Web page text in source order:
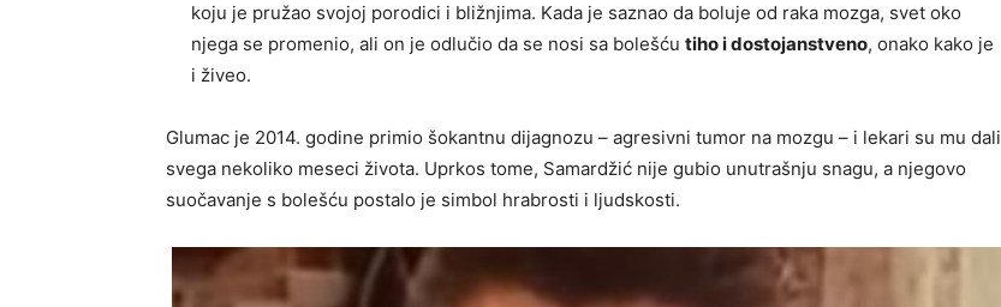
koju je pružao svojoj porodici i bližnjima. Kada je saznao da boluje od raka mozga, svet oko
njega se promenio, ali on je odlučio da se nosi sa bolešću tiho i dostojanstveno, onako kako je
i živeo.
Glumac je 2014. godine primio šokantnu dijagnozu – agresivni tumor na mozgu – i lekari su mu dali
svega nekoliko meseci života. Uprkos tome, Samardžić nije gubio unutrašnju snagu, a njegovo
suočavanje s bolešću postalo je simbol hrabrosti i ljudskosti.